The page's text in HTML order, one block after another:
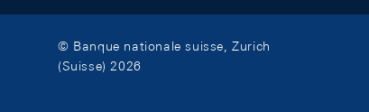
© Banque nationale suisse, Zurich
(Suisse) 2026